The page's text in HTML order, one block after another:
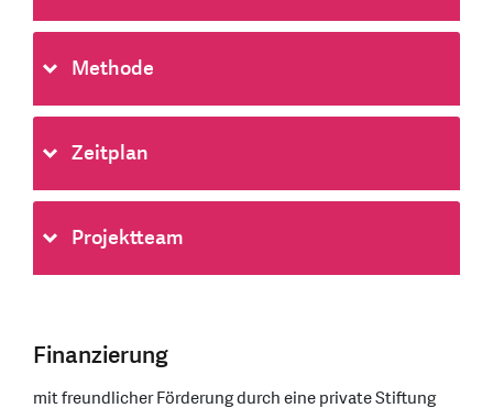
Methode
Zeitplan
Projektteam
Finanzierung
mit freundlicher Förderung durch eine private Stiftung